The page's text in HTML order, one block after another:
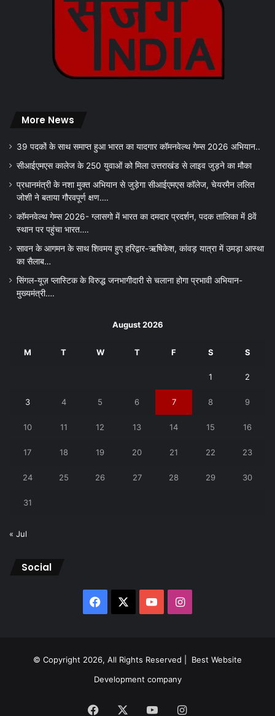
More News
39 पदकों के साथ समाप्त हुआ भारत का यादगार कॉमनवेल्थ गेम्स 2026 अभियान..
सीआईएमएस कालेज के 250 युवाओं को मिला उत्तराखंड से लाइव जुड़ने का मौका
प्रधानमंत्री के नशा मुक्त अभियान से जुड़ेगा सीआईएमएस कॉलेज, चेयरमैन ललित
जोशी ने बताया गौरवपूर्ण क्षण….
कॉमनवेल्थ गेम्स 2026- ग्लासगो में भारत का दमदार प्रदर्शन, पदक तालिका में 8वें
स्थान पर पहुंचा भारत….
सावन के आगमन के साथ शिवमय हुए हरिद्वार-ऋषिकेश, कांवड़ यात्रा में उमड़ा आस्था
का सैलाब…
सिंगल-यूज़ प्लास्टिक के विरुद्ध जनभागीदारी से चलाना होगा प्रभावी अभियान-
मुख्यमंत्री….
August 2026
M T W T F S S
1 2
3 4 5 6 7 8 9
10 11 12 13 14 15 16
17 18 19 20 21 22 23
24 25 26 27 28 29 30
31
« Jul
Social
Facebook YouTubeInstagram
© Copyright 2026, All Rights Reserved | Best Website
Development company
Facebook YouTubeInstagram